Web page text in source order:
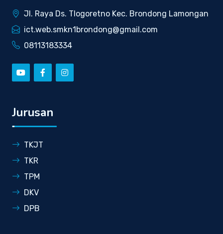
Jl. Raya Ds. Tlogoretno Kec. Brondong Lamongan
ict.web.smkn1brondong@gmail.com
08113183334
Jurusan
TKJT
TKR
TPM
DKV
DPB